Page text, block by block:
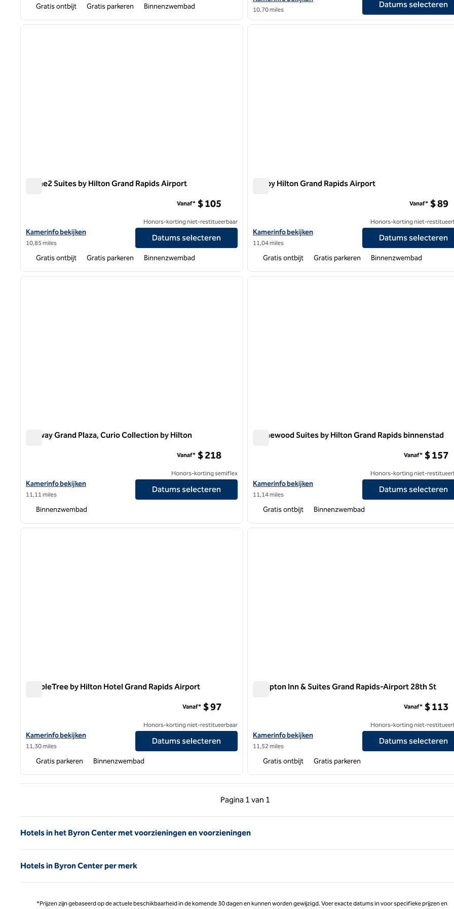
Gratis ontbijt Gratis parkeren Binnenzwembad 10,70 miles
Datums selecteren
1 van 12
volgende afbeelding
Home2 Suites by Hilton Grand Rapids Airport
Bekijk hoteldetails voor Home2 Suites by Hilton Grand Rapids Airport
Kamerinfo bekijken
10,85 miles
Vanaf* $ 105
Honors-korting niet-restitueerbaar
Datums selecteren
Gratis ontbijt Gratis parkeren Binnenzwembad
1
1 van 12
Tru by Hilton Grand Rapids Airport
Bekijk hoteldetails voor Tru by Hilton Grand Rapids Airport
Kamerinfo bekijken
11,04 miles
Vanaf* $ 89
Honors-korting niet-
Datums selecteren
Gratis ontbijt Gratis parkeren Binnenzwembad
1 van 12
volgende afbeelding
Amway Grand Plaza, Curio Collection by Hilton
Bekijk hoteldetails voor Amway Grand Plaza, Curio Collection by Hilton
Kamerinfo bekijken
11,11 miles
Vanaf* $ 218
Honors-korting semiflex
Datums selecteren
Binnenzwembad
1 van 12
Homewood Suites by Hilton Grand Rapids binnenstad
Bekijk hoteldetails voor Homewood Suites by Hilton Grand
Kamerinfo bekijken
11,14 miles
Vanaf* $ 157
Honors-korting niet-
Datums selecteren
Gratis ontbijt Binnenzwembad
1 van 12
volgende afbeelding
DoubleTree by Hilton Hotel Grand Rapids Airport
Bekijk hoteldetails voor DoubleTree by Hilton Hotel Grand Rapids Airport
Kamerinfo bekijken
11,30 miles
Vanaf* $ 97
Honors-korting niet-restitueerbaar
Datums selecteren
Gratis parkeren Binnenzwembad
1 van 12
Hampton Inn & Suites Grand Rapids-Airport 28th St
Bekijk hoteldetails voor Hampton Inn & Suites Grand Rapids-
Kamerinfo bekijken
11,52 miles
Vanaf* $ 113
Honors-korting niet-
Datums selecteren
Gratis ontbijt Gratis parkeren
Pagina 1 van 1
Vorige pagina, 1 van 1
Pagina 1 van 1
Hotels in het Byron Center met voorzieningen en voorzieningen
Hotels in Byron Center per merk
*Prijzen zijn gebaseerd op de actuele beschikbaarheid in de komende 30 dagen en kunnen worden gewijzigd. Voer exacte datums in voor specifieke prijzen en